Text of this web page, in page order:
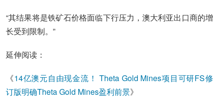
“其结果将是铁矿石价格面临下行压力，澳大利亚出口商的增
长受到限制。”
延伸阅读：
《14亿澳元自由现金流！ Theta Gold Mines项目可研FS修
订版明确Theta Gold Mines盈利前景》